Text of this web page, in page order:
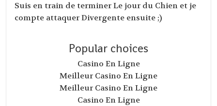
Suis en train de terminer Le jour du Chien et je
compte attaquer Divergente ensuite ;)
Popular choices
Casino En Ligne
Meilleur Casino En Ligne
Meilleur Casino En Ligne
Casino En Ligne